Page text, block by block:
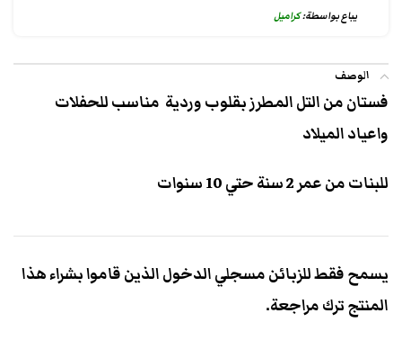
يباع بواسطة:كراميل
الوصف
فستان من التل المطرز بقلوب وردية مناسب للحفلات
واعياد الميلاد
للبنات من عمر 2 سنة حتي 10 سنوات
يسمح فقط للزبائن مسجلي الدخول الذين قاموا بشراء هذا
المنتج ترك مراجعة.